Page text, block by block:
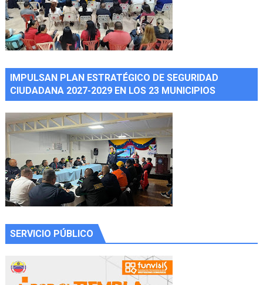
IMPULSAN PLAN ESTRATÉGICO DE SEGURIDAD
CIUDADANA 2027-2029 EN LOS 23 MUNICIPIOS
SERVICIO PÚBLICO